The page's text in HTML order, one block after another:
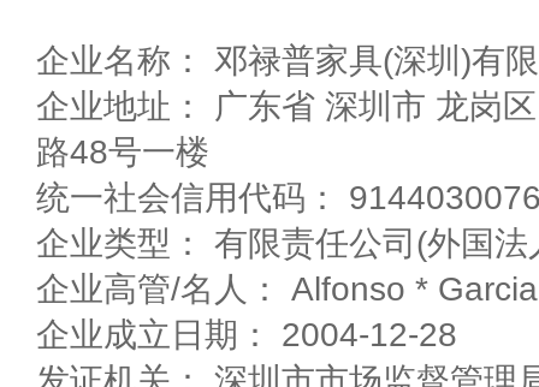
企业名称： 邓禄普家具(深圳)有
企业地址： 广东省 深圳市 龙岗区 平湖镇上木古村新河
路48号一楼
统一社会信用代码：
企业类型： 有限责任公司(外国法
企业高管/名人： Alfonso * Garcia
企业成立日期： 2004-12-28